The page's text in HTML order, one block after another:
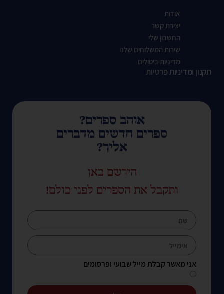
אודות
יצירת קשר
החשבון שלי
שירות המשלוחים שלנו
מדיניות ביטולים
תקנון ומדיניות פרטיות
אוהב ספרים?
ספרים חדשים מדברים
אליך?
הירשם כאן
ותקבל את הספרים לפני כולם!
אני מאשר קבלת מייל שבועי ופרסומים